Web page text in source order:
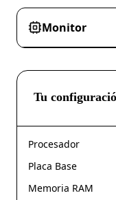
Monitor
Tu
Procesador
Placa Base
Memoria RAM